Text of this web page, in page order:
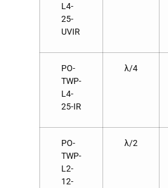
L4-
25-
UVIR
PO-
TWP-
L4-
25-IR
λ/4
PO-
TWP-
L2-
12-
λ/2